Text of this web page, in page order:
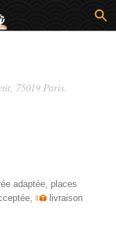
, 75019 Paris.
adaptée, places
, livraison